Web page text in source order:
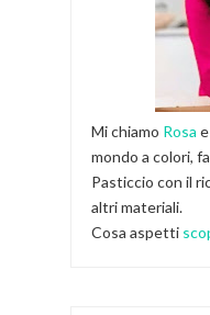
Mi chiamo Rosa
mondo a colori,
Pasticcio con il
altri materiali.
Cosa aspetti